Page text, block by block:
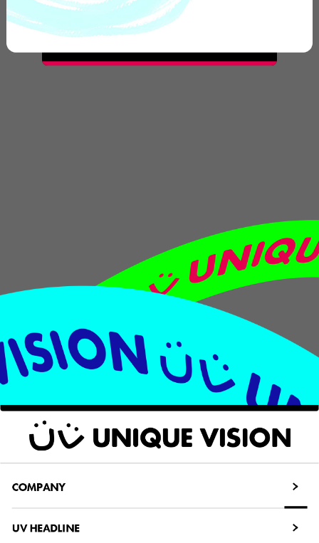
CONTACT
COMPANY
UV HEADLINE